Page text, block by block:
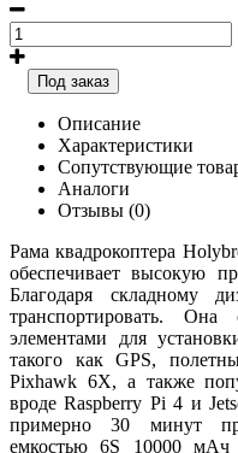
Под заказ
Описание
Характеристики
Сопутствующие
Аналоги
Отзывы (0)
Рама квадрокоптера
обеспечивает высокую
Благодаря складному
транспортировать.
элементами для
такого как GPS,
Pixhawk 6X, а также
вроде Raspberry Pi 4 и
примерно 30 минут
емкостью 6S 10000